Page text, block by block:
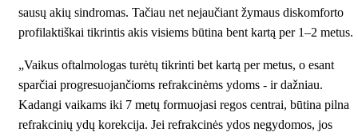
sausų akių sindromas. Tačiau net nejaučiant žymaus diskomforto
profilaktiškai tikrintis akis visiems būtina bent kartą per 1–2 metus.
„Vaikus oftalmologas turėtų tikrinti bet kartą per metus, o esant
sparčiai progresuojančioms refrakcinėms ydoms - ir dažniau.
Kadangi vaikams iki 7 metų formuojasi regos centrai, būtina pilna
refrakcinių ydų korekcija. Jei refrakcinės ydos negydomos, jos